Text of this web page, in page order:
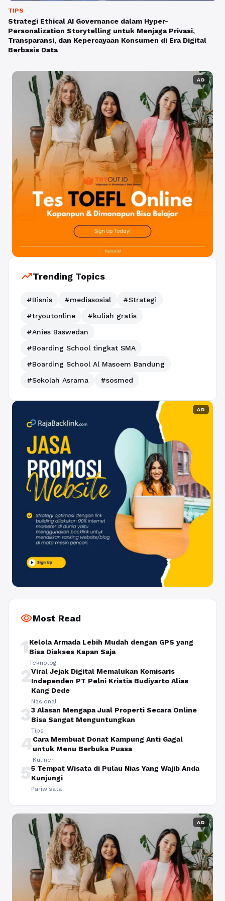
TIPS
Strategi Ethical AI Governance dalam Hyper-
Personalization Storytelling untuk Menjaga Privasi,
Transparansi, dan Kepercayaan Konsumen di Era Digital
Berbasis Data
AD
trending_upTrending Topics
#Bisnis #mediasosial
#Strategi
#tryoutonline
#kuliah gratis
#Anies Baswedan
#Boarding School tingkat SMA
#Boarding School Al Masoem Bandung
#Sekolah Asrama
#sosmed
AD
visibilityMost Read
1 Kelola Armada Lebih Mudah dengan GPS yang
Bisa Diakses Kapan Saja
Teknologi
2Viral Jejak Digital Memalukan Komisaris
Independen PT Pelni Kristia Budiyarto Alias
Kang Dede
Nasional
33 Alasan Mengapa Jual Properti Secara Online
Bisa Sangat Menguntungkan
Tips
4Cara Membuat Donat Kampung Anti Gagal
untuk Menu Berbuka Puasa
Kuliner
55 Tempat Wisata di Pulau Nias Yang Wajib Anda
Kunjungi
Pariwisata
AD